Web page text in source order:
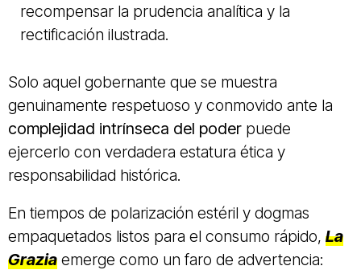
recompensar la prudencia analítica y la
rectificación ilustrada.
Solo aquel gobernante que se muestra
genuinamente respetuoso y conmovido ante la
complejidad intrínseca del poder puede
ejercerlo con verdadera estatura ética y
responsabilidad histórica.
En tiempos de polarización estéril y dogmas
empaquetados listos para el consumo rápido, La
Grazia emerge como un faro de advertencia: